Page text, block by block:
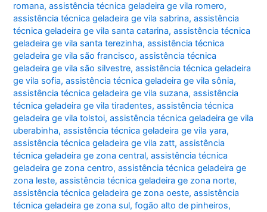
romana,assistência técnica geladeira ge vila romero,
assistência técnica geladeira ge vila sabrina,assistência
técnica geladeira ge vila santa catarina,assistência técnica
geladeira ge vila santa terezinha,assistência técnica
geladeira ge vila são francisco,assistência técnica
geladeira ge vila são silvestre,assistência técnica geladeira
ge vila sofia,assistência técnica geladeira ge vila sônia,
assistência técnica geladeira ge vila suzana,assistência
técnica geladeira ge vila tiradentes,assistência técnica
geladeira ge vila tolstoi,assistência técnica geladeira ge vila
uberabinha,assistência técnica geladeira ge vila yara,
assistência técnica geladeira ge vila zatt,assistência
técnica geladeira ge zona central,assistência técnica
geladeira ge zona centro,assistência técnica geladeira ge
zona leste,assistência técnica geladeira ge zona norte,
assistência técnica geladeira ge zona oeste,assistência
técnica geladeira ge zona sul,fogão alto de pinheiros,